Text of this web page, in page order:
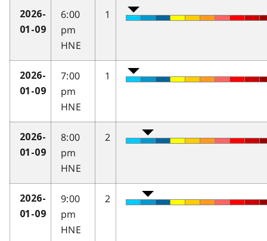
2026-
01-09
6:00
pm
HNE
1
2026-
01-09
7:00
pm
HNE
1
2026-
01-09
8:00
pm
HNE
2
2026-
01-09
9:00
pm
HNE
2